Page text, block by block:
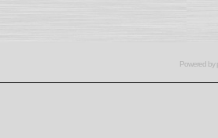
Powered by